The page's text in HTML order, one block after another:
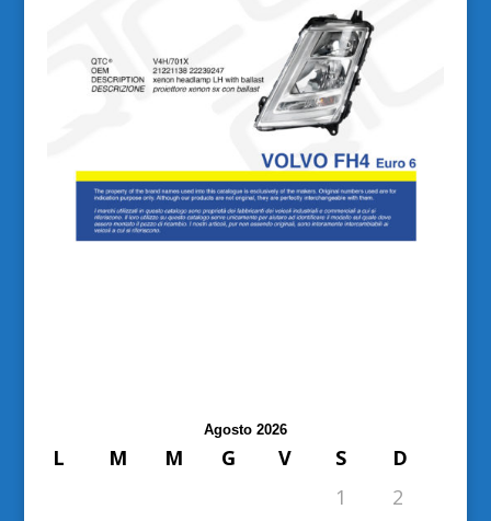
Agosto 2026
L M M G V S
D
1
2